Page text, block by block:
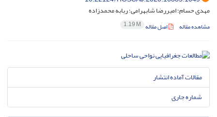
مهدی حسام؛ امیررضا شابهرامی؛ ربابه محمدزاده
مشاهده مقاله اصل مقاله 1.19 M
مقالات آماده انتشار
شماره جاری